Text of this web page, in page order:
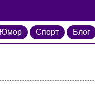
Юмор Спорт Блог